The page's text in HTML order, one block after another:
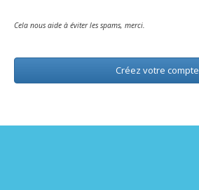
Cela nous aide à éviter les spams, merci.
Créez votre compte
should